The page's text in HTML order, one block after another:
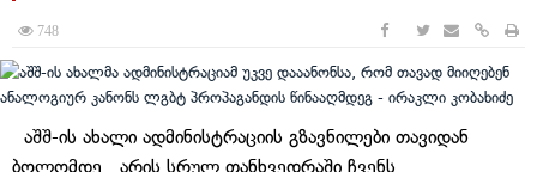
748
აშშ-ის ახალი ადმინისტრაციის გზავნილები თავიდან
ბოლომდე არის სრულ თანხვედრაში ჩვენს